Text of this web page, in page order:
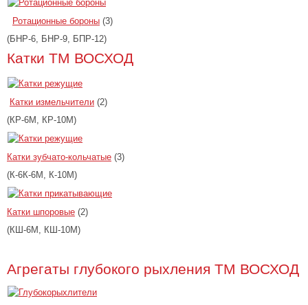
Ротационные бороны (3)
(БНР-6, БНР-9, БПР-12)
Катки ТМ ВОСХОД
Катки измельчители (2)
(КР-6М, КР-10М)
Катки зубчато-кольчатые (3)
(К-6К-6М, К-10М)
Катки шпоровые (2)
(КШ-6М, КШ-10М)
Агрегаты глубокого рыхления ТМ ВОСХОД